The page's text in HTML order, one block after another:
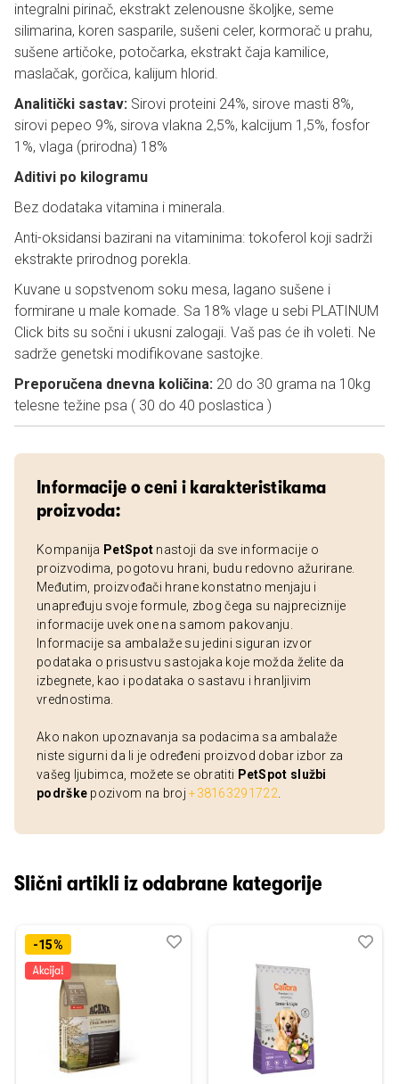
integralni pirinač, ekstrakt zelenousne školjke, seme
silimarina, koren sasparile, sušeni celer, kormorač u prahu,
sušene artičoke, potočarka, ekstrakt čaja kamilice,
maslačak, gorčica, kalijum hlorid.
Analitički sastav: Sirovi proteini 24%, sirove masti 8%,
sirovi pepeo 9%, sirova vlakna 2,5%, kalcijum 1,5%, fosfor
1%, vlaga (prirodna) 18%
Aditivi po kilogramu
Bez dodataka vitamina i minerala.
Anti-oksidansi bazirani na vitaminima: tokoferol koji sadrži
ekstrakte prirodnog porekla.
Kuvane u sopstvenom soku mesa, lagano sušene i
formirane u male komade. Sa 18% vlage u sebi PLATINUM
Click bits su sočni i ukusni zalogaji. Vaš pas će ih voleti. Ne
sadrže genetski modifikovane sastojke.
Preporučena dnevna količina: 20 do 30 grama na 10kg
telesne težine psa ( 30 do 40 poslastica )
Informacije o ceni i karakteristikama
proizvoda:
Kompanija PetSpot nastoji da sve informacije o
proizvodima, pogotovu hrani, budu redovno ažurirane.
Međutim, proizvođači hrane konstatno menjaju i
unapređuju svoje formule, zbog čega su najpreciznije
informacije uvek one na samom pakovanju.
Informacije sa ambalaže su jedini siguran izvor
podataka o prisustvu sastojaka koje možda želite da
izbegnete, kao i podataka o sastavu i hranljivim
vrednostima.
Ako nakon upoznavanja sa podacima sa ambalaže
niste sigurni da li je određeni proizvod dobar izbor za
vašeg ljubimca, možete se obratiti PetSpot službi
podrške pozivom na broj+38163291722
Slični artikli iz odabrane kategorije
-15%
Dodaj
Uporedi